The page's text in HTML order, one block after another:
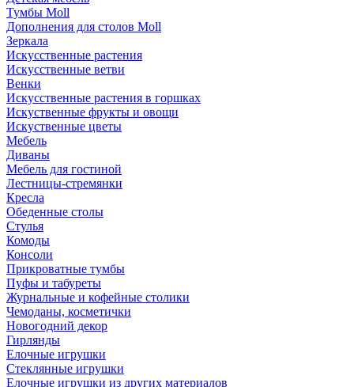
Тумбы Moll
Дополнения для столов Moll
Зеркала
Искусственные растения
Искусственные ветви
Венки
Искусственные растения в горшках
Искуственные фрукты и овощи
Искуственные цветы
Мебель
Диваны
Мебель для гостиной
Лестницы-стремянки
Кресла
Обеденные столы
Стулья
Комоды
Консоли
Прикроватные тумбы
Пуфы и табуреты
Журнальные и кофейные столики
Чемоданы, косметички
Новогодний декор
Гирлянды
Елочные игрушки
Стеклянные игрушки
Елочные игрушки из других материалов